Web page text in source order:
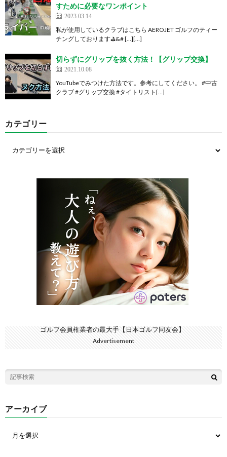
すために必要なワンポイント
2023.03.14
私が使用しているクラブはこちら AEROJET ゴルフのティー
チングしております⛳&# […][…]
切らずにグリップを抜く方法！【グリップ交換】
2021.10.08
YouTubeでみつけた方法です。参考にしてください。 #中古
クラブ #グリップ交換 #タイトリスト[…]
カテゴリー
ゴルフ会員権業者の最大手【日本ゴルフ同友会】
Advertisement
アーカイブ